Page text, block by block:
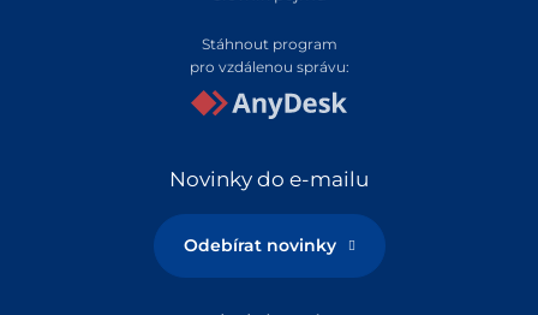
Stáhnout program
pro vzdálenou správu:
Novinky do e-mailu
Odebírat novinky